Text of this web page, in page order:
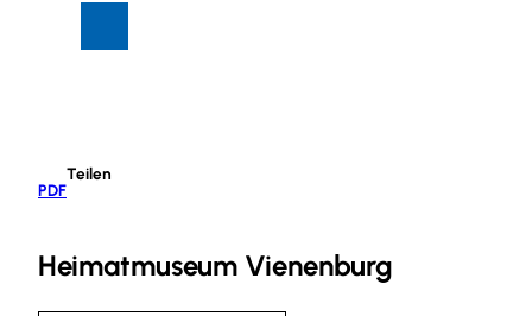
PDF
Teilen
Heimatmuseum Vienenburg